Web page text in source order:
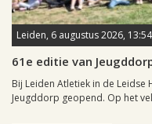
Leiden, 6 augustus 2026, 13:54
61e editie van
Bij Leiden Atletiek in de Leidse
Jeugddorp geopend. Op het